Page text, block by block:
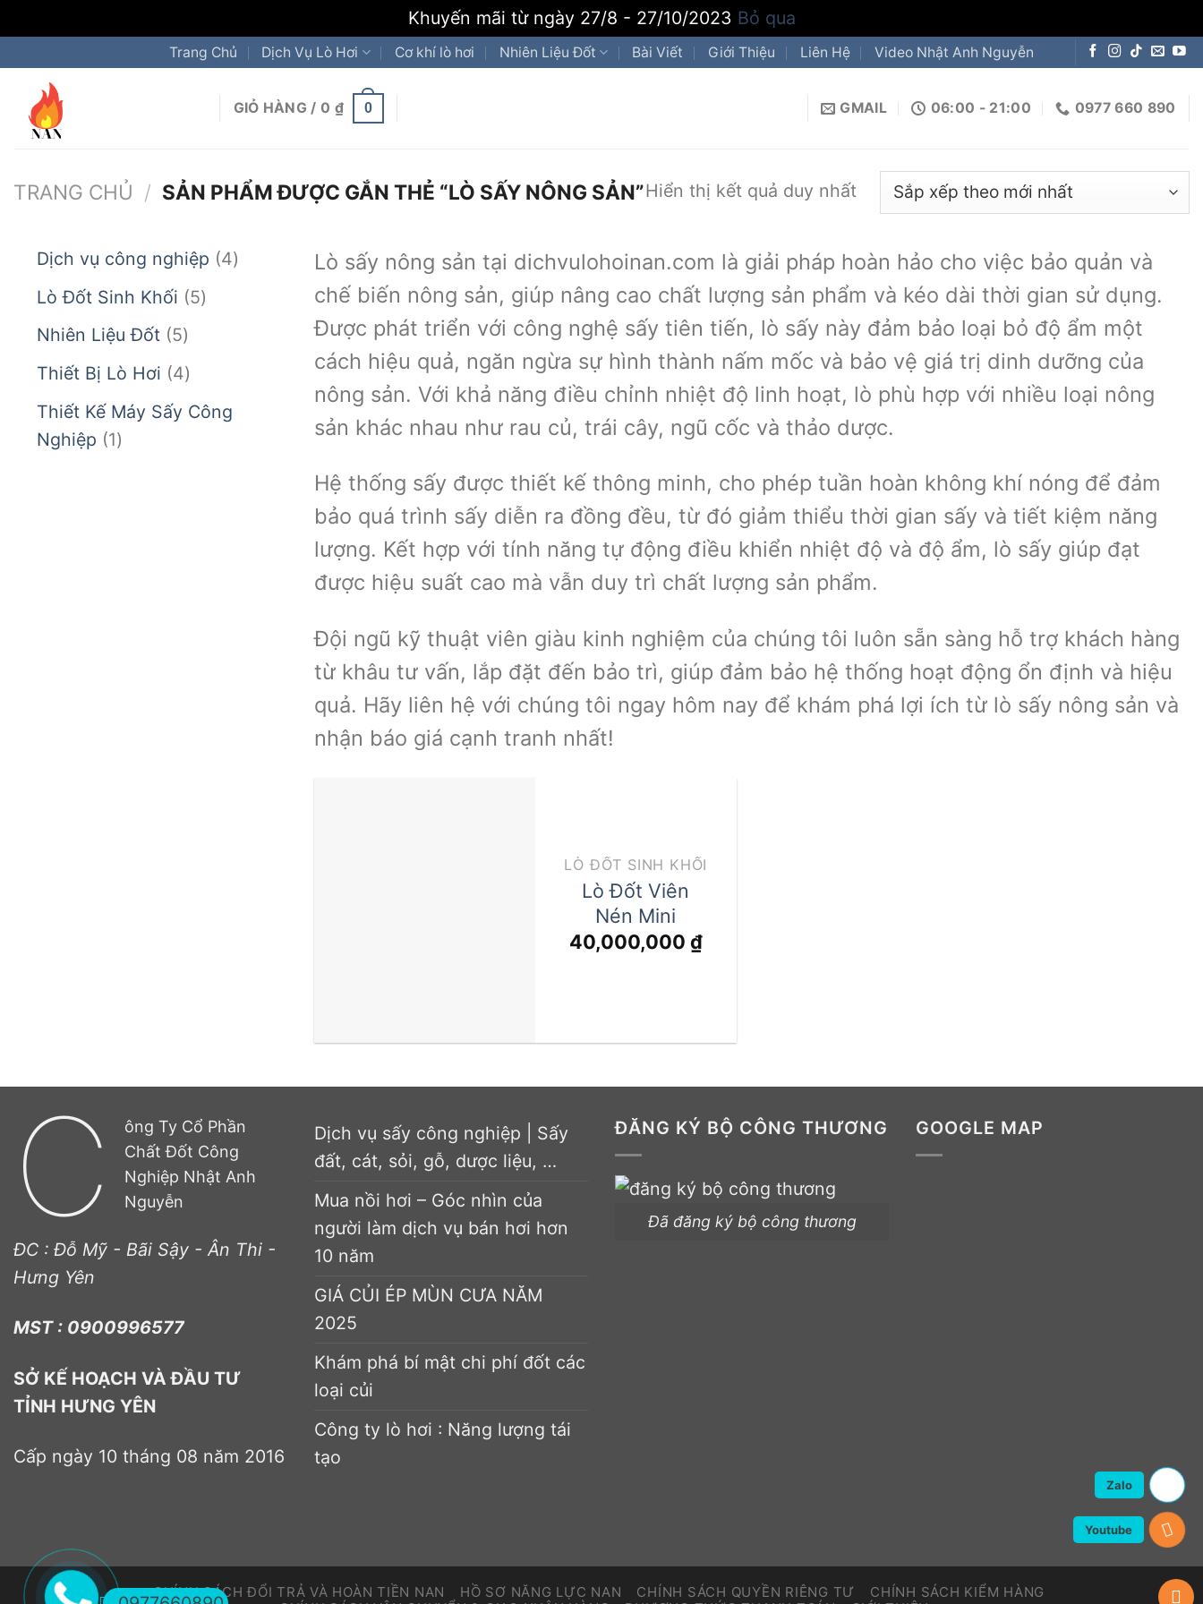
Khuyến mãi từ ngày 27/8 - 27/10/2023 Bỏ qua
dung
Trang Chủ Dịch Vụ Lò Hơi Cơ khí lò hơi Nhiên Liệu Đốt Bài Viết Giới Thiệu Liên Hệ Video Nhật Anh Nguyễn
GIỎ HÀNG / 0 ₫ 0 GMAIL 06:00 - 21:00 0977 660 890
TRANG CHỦ / SẢN PHẨM ĐƯỢC GẮN THẺ “LÒ SẤY NÔNG SẢN”Hiển thị kết quả duy nhất
Dịch vụ công nghiệp 44
Lò Đốt Sinh Khối 55
Nhiên Liệu Đốt 55
sản
Thiết Bị Lò Hơi 44
sản
phẩm
Thiết Kế Máy Sấy Công
Nghiệp
11
Lò sấy nông sản tại dichvulohoinan.com là giải pháp hoàn hảo cho việc bảo quản và
chế biến nông sản, giúp nâng cao chất lượng sản phẩm và kéo dài thời gian sử dụng.
Được phát triển với công nghệ sấy tiên tiến, lò sấy này đảm bảo loại bỏ độ ẩm một
cách hiệu quả, ngăn ngừa sự hình thành nấm mốc và bảo vệ giá trị dinh dưỡng của
nông sản. Với khả năng điều chỉnh nhiệt độ linh hoạt, lò phù hợp với nhiều loại nông
sản khác nhau như rau củ, trái cây, ngũ cốc và thảo dược.
Hệ thống sấy được thiết kế thông minh, cho phép tuần hoàn không khí nóng để đảm
bảo quá trình sấy diễn ra đồng đều, từ đó giảm thiểu thời gian sấy và tiết kiệm năng
lượng. Kết hợp với tính năng tự động điều khiển nhiệt độ và độ ẩm, lò sấy giúp đạt
được hiệu suất cao mà vẫn duy trì chất lượng sản phẩm.
Đội ngũ kỹ thuật viên giàu kinh nghiệm của chúng tôi luôn sẵn sàng hỗ trợ khách hàng
từ khâu tư vấn, lắp đặt đến bảo trì, giúp đảm bảo hệ thống hoạt động ổn định và hiệu
quả. Hãy liên hệ với chúng tôi ngay hôm nay để khám phá lợi ích từ lò sấy nông sản và
nhận báo giá cạnh tranh nhất!
LÒ ĐỐT SINH KHỐI
Lò Đốt Viên
Nén Mini
40,000,000 ₫
C
ông Ty Cổ Phần
Chất Đốt Công
Nghiệp Nhật Anh
Nguyễn
ĐC : Đỗ Mỹ - Bãi Sậy - Ân Thi -
Hưng Yên
MST : 0900996577
SỞ KẾ HOẠCH VÀ ĐẦU TƯ
TỈNH HƯNG YÊN
Cấp ngày 10 tháng 08 năm 2016
Dịch vụ sấy công nghiệp | Sấy
đất, cát, sỏi, gỗ, dược liệu, …
Mua nồi hơi – Góc nhìn của
người làm dịch vụ bán hơi hơn
10 năm
GIÁ CỦI ÉP MÙN CƯA NĂM
2025
Khám phá bí mật chi phí đốt các
loại củi
Công ty lò hơi : Năng lượng tái
tạo
ĐĂNG KÝ BỘ CÔNG THƯƠNG
Đã đăng ký bộ công thương
GOOGLE MAP
CHÍNH SÁCH ĐỔI TRẢ VÀ HOÀN TIỀN NAN HỒ SƠ NĂNG LỰC NAN CHÍNH SÁCH QUYỀN RIÊNG TƯ
CHÍNH SÁCH KIỂM HÀNG
Zalo
Youtube